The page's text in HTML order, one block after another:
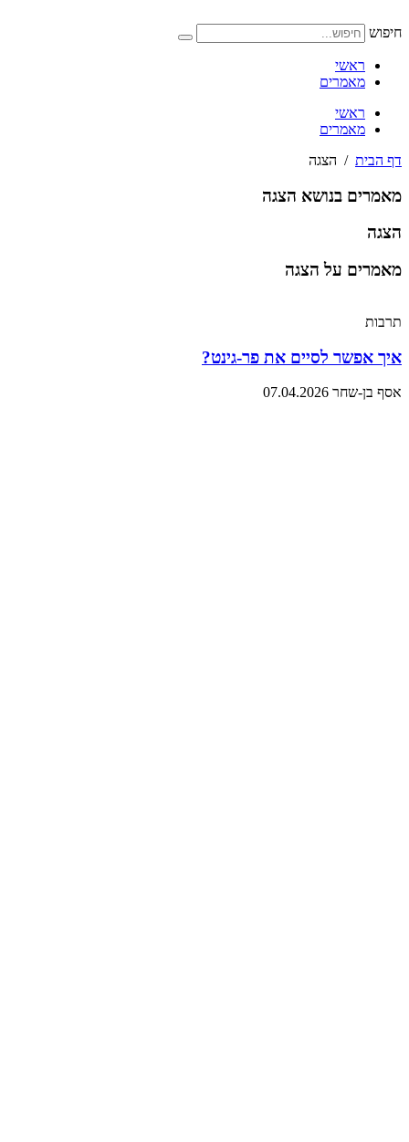
לתוכן
חיפוש
ראשי
מאמרים
ראשי
מאמרים
דף הבית / הצגה
מאמרים בנושא הצגה
הצגה
מאמרים על הצגה
תרבות
איך אפשר לסיים את פר-גינט?
אסף בן-שחר 07.04.2026